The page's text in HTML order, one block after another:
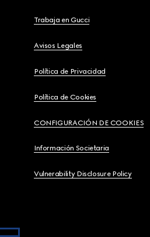
Trabaja en Gucci
Avisos Legales
Política de Privacidad
Política de Cookies
CONFIGURACIÓN DE COOKIES
Información Societaria
Vulnerability Disclosure Policy